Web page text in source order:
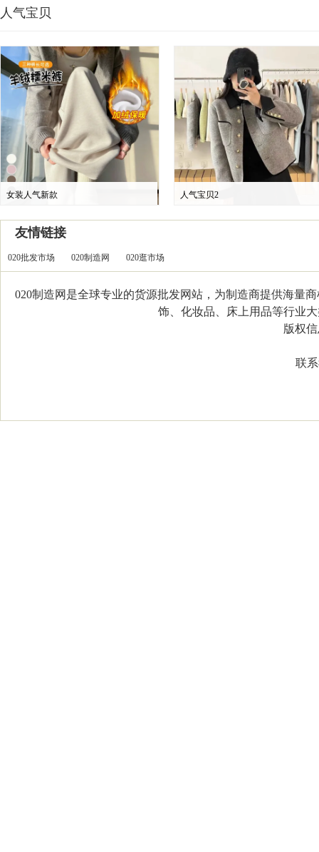
人气宝贝
女装人气新款 人气宝贝2
友情链接
020批发市场 020制造网 020逛市场
020制造网是全球专业的货源批发网站，为制造商提供海量
饰、化妆品、床上用品等行业
版权信
联